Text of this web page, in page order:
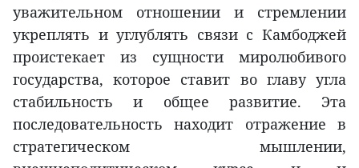
уважительном отношении и стремлении
укреплять и углублять связи с Камбоджей
проистекает из сущности миролюбивого
государства, которое ставит во главу угла
стабильность и общее развитие. Эта
последовательность находит отражение в
стратегическом мышлении,